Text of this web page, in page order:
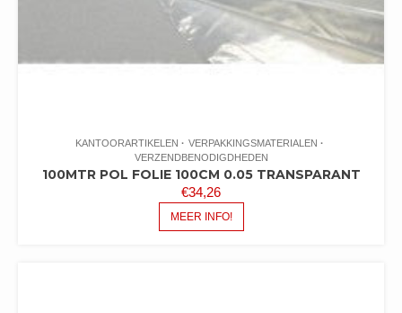
KANTOORARTIKELEN
VERPAKKINGSMATERIALEN
VERZENDBENODIGDHEDEN
100MTR POL FOLIE 100CM 0.05 TRANSPARANT
€34,26
MEER INFO!